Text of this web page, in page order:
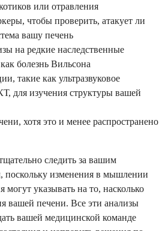
или отравления
чтобы проверить, атакует ли
вашу печень
на редкие наследственные
болезнь Вильсона
такие как ультразвуковое
для изучения структуры вашей
хотя это и менее распространено
следить за вашим
поскольку изменения в мышлении
могут указывать на то, насколько
вашей печени. Все эти анализы
вашей медицинской команде